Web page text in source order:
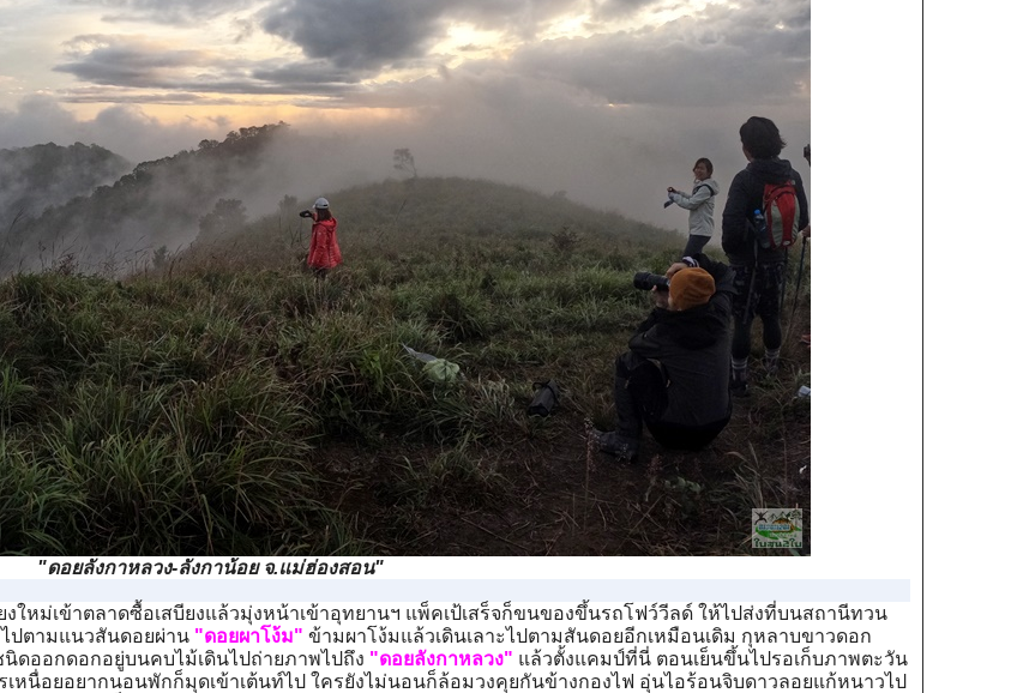
"ดอยลังกาหลวง-ลังกาน้อย จ.แม่ฮ่องสอน"
งใหม่เข้าตลาดซื้อเสบียงแล้วมุ่งหน้าเข้าอุทยานฯ แพ็คเป้เสร็จก็ขนของขึ้นรถโฟว์วีลด์ ให้ไปส่งที่บนสถานีทวน
ปตามแนวสันดอยผ่าน "ดอยผาโง้ม" ข้ามผาโง้มแล้วเดินเลาะไปตามสันดอยอีกเหมือนเดิม กุหลาบขาวดอก
นิดออกดอกอยู่บนคบไม้เดินไปถ่ายภาพไปถึง "ดอยลังกาหลวง" แล้วตั้งแคมป์ที่นี่ ตอนเย็นขึ้นไปรอเก็บภาพตะวัน
หนื่อยอยากนอนพักก็มุดเข้าเต้นท์ไป ใครยังไม่นอนก็ล้อมวงคุยกันข้างกองไฟ อุ่นไอร้อนจิบดาวลอยแก้หนาวไป